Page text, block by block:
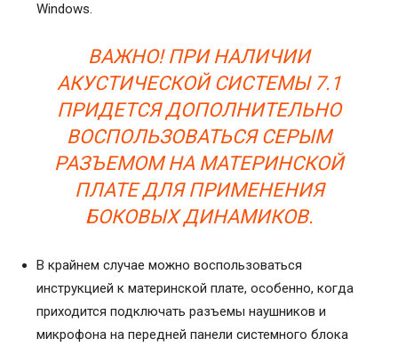
Windows.
ВАЖНО! ПРИ НАЛИЧИИ
АКУСТИЧЕСКОЙ СИСТЕМЫ 7.1
ПРИДЕТСЯ ДОПОЛНИТЕЛЬНО
ВОСПОЛЬЗОВАТЬСЯ СЕРЫМ
РАЗЪЕМОМ НА МАТЕРИНСКОЙ
ПЛАТЕ ДЛЯ ПРИМЕНЕНИЯ
БОКОВЫХ ДИНАМИКОВ.
В крайнем случае можно воспользоваться
инструкцией к материнской плате, особенно, когда
приходится подключать разъемы наушников и
микрофона на передней панели системного блока